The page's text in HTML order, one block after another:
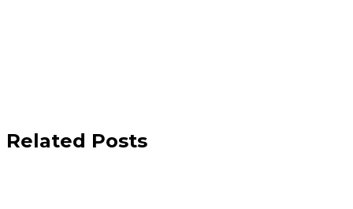
Related Posts